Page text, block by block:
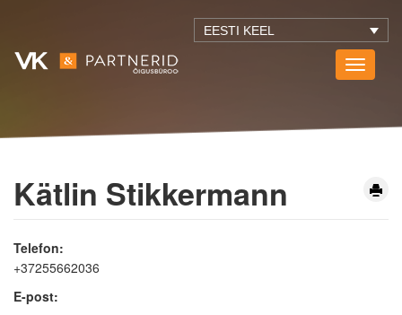
EESTI KEEL
Toggle
Kätlin Stikkermann
Telefon:
+37255662036
E-post: